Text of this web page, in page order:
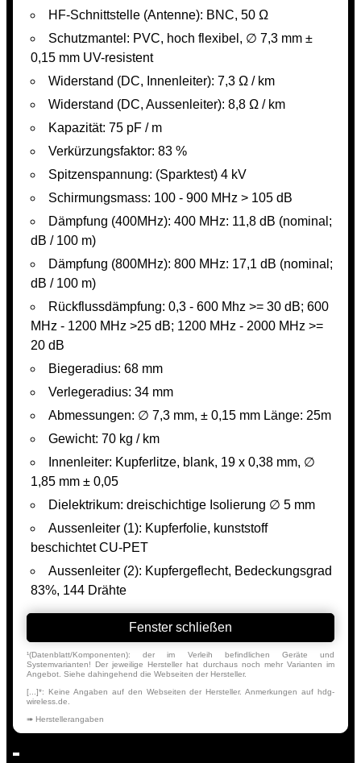
HF-Schnittstelle (Antenne): BNC, 50 Ω
Schutzmantel: PVC, hoch flexibel, ∅ 7,3 mm ±
0,15 mm UV-resistent
Widerstand (DC, Innenleiter): 7,3 Ω / km
Widerstand (DC, Aussenleiter): 8,8 Ω / km
Kapazität: 75 pF / m
Verkürzungsfaktor: 83 %
Spitzenspannung: (Sparktest) 4 kV
Schirmungsmass: 100 - 900 MHz > 105 dB
Dämpfung (400MHz): 400 MHz: 11,8 dB (nominal;
dB / 100 m)
Dämpfung (800MHz): 800 MHz: 17,1 dB (nominal;
dB / 100 m)
Rückflussdämpfung: 0,3 - 600 Mhz >= 30 dB; 600
MHz - 1200 MHz >25 dB; 1200 MHz - 2000 MHz >=
20 dB
Biegeradius: 68 mm
Verlegeradius: 34 mm
Abmessungen: ∅ 7,3 mm, ± 0,15 mm Länge: 25m
Gewicht: 70 kg / km
Innenleiter: Kupferlitze, blank, 19 x 0,38 mm, ∅
1,85 mm ± 0,05
Dielektrikum: dreischichtige Isolierung ∅ 5 mm
Aussenleiter (1): Kupferfolie, kunststoff
beschichtet CU-PET
Aussenleiter (2): Kupfergeflecht, Bedeckungsgrad
83%, 144 Drähte
Fenster schließen
¹(Datenblatt/Komponenten): der im Verleih befindlichen Geräte und
Systemvarianten! Der jeweilige Hersteller hat durchaus noch mehr Varianten im
Angebot. Siehe dahingehend die Webseiten der Hersteller.
[...]*: Keine Angaben auf den Webseiten der Hersteller. Anmerkungen auf hdg-
wireless.de.
➠ Herstellerangaben